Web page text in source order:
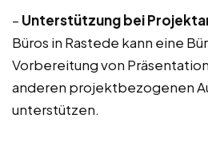
– Unterstützung bei
Büros in Rastede kann eine
Vorbereitung von
anderen projektbezogenen
unterstützen.